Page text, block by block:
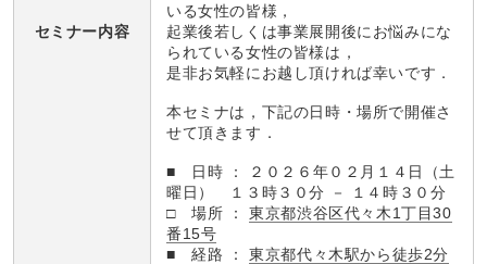
セミナー内容
いる女性の皆様，
起業後若しくは事業展開後にお悩みにな
られている女性の皆様は，
是非お気軽にお越し頂ければ幸いです．
本セミナは，下記の日時・場所で開催さ
せて頂きます．
■ 日時 ： ２０２６年０２月１４日（土
曜日） １３時３０分 － １４時３０分
□ 場所 ：東京都渋谷区代々木1丁目30
番15号
■ 経路 ：東京都代々木駅から徒歩2分